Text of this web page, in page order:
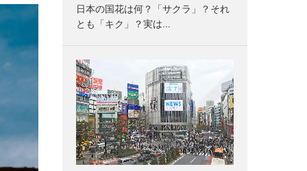
日本の国花は何？「サクラ」？それ
とも「キク」？実は...